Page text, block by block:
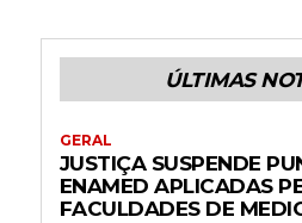
ÚLTIMAS
GERAL
JUSTIÇA SUSPENDE
ENAMED APLICADAS
FACULDADES DE